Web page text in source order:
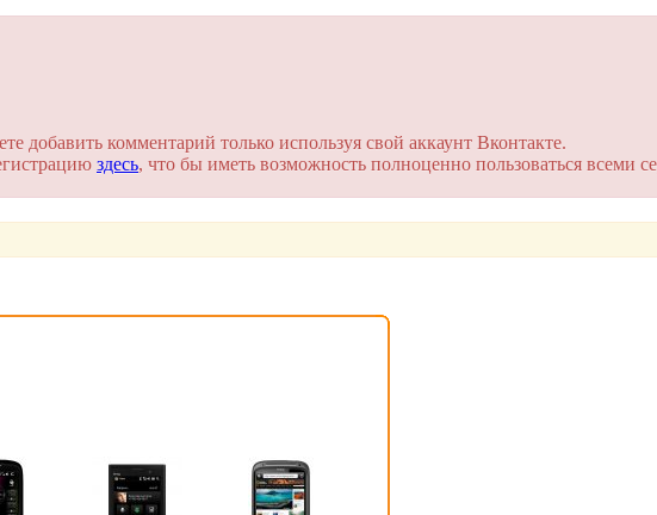
добавить комментарий только используя свой аккаунт Вконтакте.
здесь, что бы иметь возможность полноценно пользоваться всеми